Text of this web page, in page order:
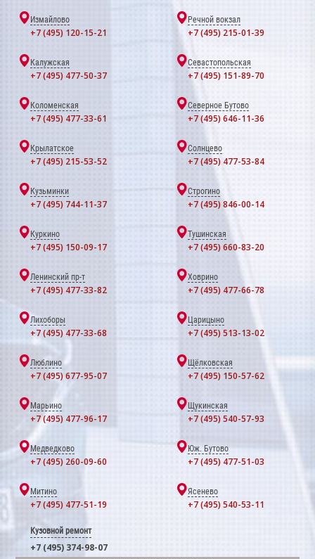
Измайлово
+7 (495) 120-15-21
Речной вокзал
+7 (495) 215-01-39
Калужская
+7 (495) 477-50-37
Севастопольская
+7 (495) 151-89-70
Коломенская
+7 (495) 477-33-61
Северное Бутово
+7 (495) 646-11-36
Крылатское
+7 (495) 215-53-52
Солнцево
+7 (495) 477-53-84
Кузьминки
+7 (495) 744-11-37
Строгино
+7 (495) 846-00-14
Куркино
+7 (495) 150-09-17
Тушинская
+7 (495) 660-83-20
Ленинский пр-т
+7 (495) 477-33-82
Ховрино
+7 (495) 477-66-78
Лихоборы
+7 (495) 477-33-68
Царицыно
+7 (495) 513-13-02
Люблино
+7 (495) 677-95-07
Щёлковская
+7 (495) 150-57-62
Марьино
+7 (495) 477-96-17
Щукинская
+7 (495) 540-57-93
Медведково
+7 (495) 260-09-60
Юж. Бутово
+7 (495) 477-51-03
Митино
+7 (495) 477-51-19
Ясенево
+7 (495) 540-53-11
Кузовной ремонт
+7 (495) 374-98-07